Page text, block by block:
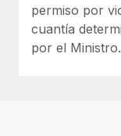
permiso por
cuantía
por el Ministro.